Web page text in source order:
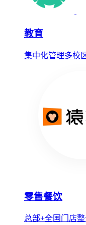
教育
集中化管理多校
零售餐饮
总部+全国门店